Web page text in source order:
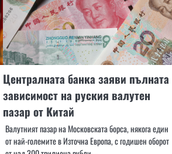
Централната банка заяви пълната
зависимост на руския валутен
пазар от Китай
Валутният пазар на Московската борса, някога един
от най-големите в Източна Европа, с годишен оборот